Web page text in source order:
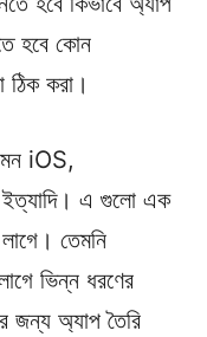
হবে কোন
ঠিক করা।
iOS,
এ গুলো এক
তেমনি
ভিন্ন ধরণের
জন্য অ্যাপ তৈরি